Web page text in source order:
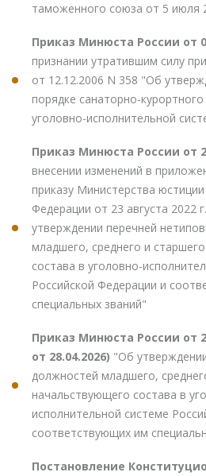
таможенного союза от 5 июля
Приказ Минюста России от
признании утратившим силу
от 12.12.2006 N 358 "Об
порядке санаторно-
уголовно-исполнительной
Приказ Минюста России от
внесении изменений в
приказу Министерства
Федерации от 23 августа 2022
утверждении перечней
младшего, среднего и
состава в уголовно-
Российской Федерации и
специальных званий"
Приказ Минюста России от
от 28.04.2026) "Об
должностей младшего,
начальствующего состава в
исполнительной системе
соответствующих им
Постановление